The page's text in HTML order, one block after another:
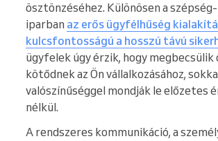
ösztönzéséhez. Különösen a
iparban az erős ügyfélhűség
kulcsfontosságú a hosszú távú
ügyfelek úgy érzik, hogy megbecsülik
kötődnek az Ön vállalkozásához,
valószínűséggel mondják le előzetes
nélkül.
A rendszeres kommunikáció, a